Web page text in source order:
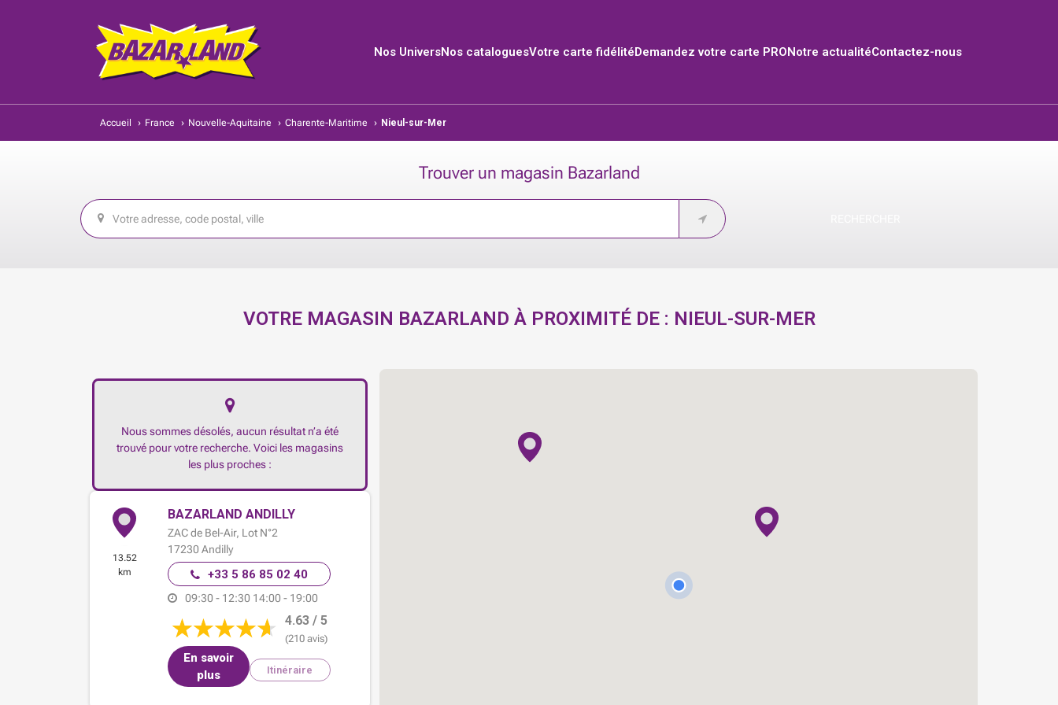
Nos UniversNos cataloguesVotre carte fidélitéDemandez votre carte PRONotre actualitéContactez-nous
Accueil › France › Nouvelle-Aquitaine › Charente-Maritime › Nieul-sur-Mer
Trouver un magasin Bazarland
VOTRE MAGASIN BAZARLAND À PROXIMITÉ DE : NIEUL-SUR-MER
Nous sommes désolés, aucun résultat n’a été
trouvé pour votre recherche. Voici les magasins
les plus proches :
13.52
km
BAZARLAND ANDILLY
ZAC de Bel-Air, Lot N°2
17230 Andilly
+33 5 86 85 02 40
09:30 - 12:30 14:00 - 19:00
4.63 / 5
(210 avis)
En savoir
plus
Itinéraire